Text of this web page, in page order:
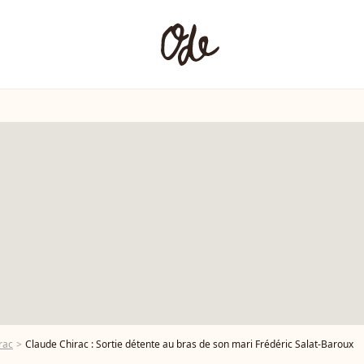
Claude Chirac : Sortie détente au bras de son mari Frédéric Salat-Baroux